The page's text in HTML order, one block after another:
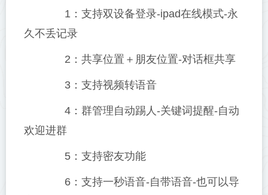
1：支持双设备登录-ipad在线模式-永
久不丢记录
2：共享位置＋朋友位置-对话框共享
3：支持视频转语音
4：群管理自动踢人-关键词提醒-自动
欢迎进群
5：支持密友功能
6：支持一秒语音-自带语音-也可以导